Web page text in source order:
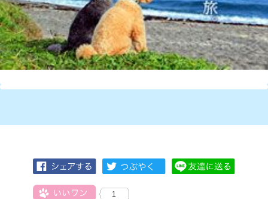
1